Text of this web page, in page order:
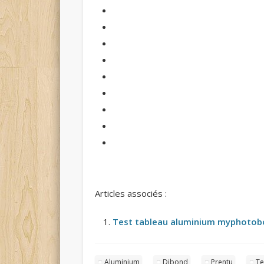
Articles associés :
Test tableau aluminium
Aluminium Dibond Prentu